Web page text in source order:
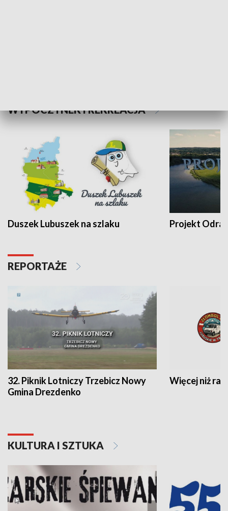
WYPOCZYNEK I REKREACJA
Duszek Lubuszek na szlaku Projekt Odra
REPORTAŻE
32. Piknik Lotniczy Trzebicz Nowy
Gmina Drezdenko
Więcej niż rajd
KULTURA I SZTUKA